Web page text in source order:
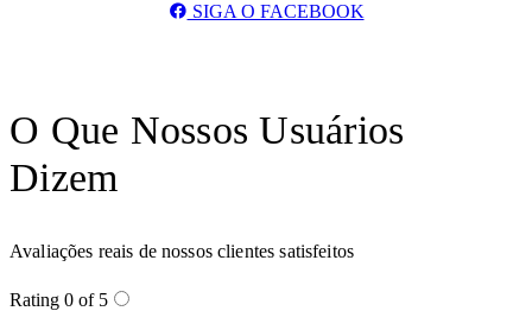
SIGA O FACEBOOK
O Que Nossos Usuários
Dizem
Avaliações reais de nossos clientes satisfeitos
Rating 0 of 5